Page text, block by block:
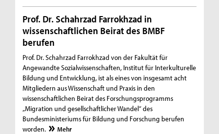
Prof. Dr. Schahrzad Farrokhzad in
wissenschaftlichen Beirat des BMBF
berufen
Prof. Dr. Schahrzad Farrokhzad von der Fakultät für
Angewandte Sozialwissenschaften, Institut für Interkulturelle
Bildung und Entwicklung, ist als eines von insgesamt acht
Mitgliedern aus Wissenschaft und Praxis in den
wissenschaftlichen Beirat des Forschungsprogramms
„Migration und gesellschaftlicher Wandel“ des
Bundesministeriums für Bildung und Forschung berufen
worden.
Mehr